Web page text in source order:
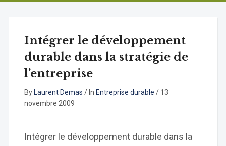
Intégrer le développement
durable dans la stratégie de
l’entreprise
By Laurent Demas / In Entreprise durable / 13
novembre 2009
Intégrer le développement durable dans la